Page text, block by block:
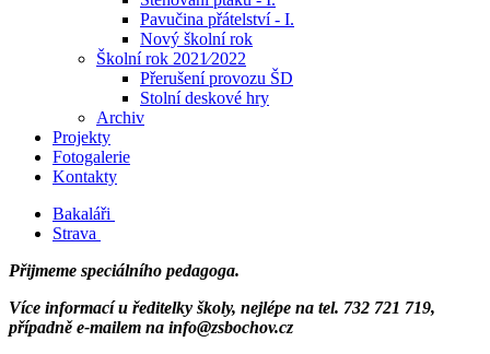
Pavučina přátelství - I.
Nový školní rok
Školní rok 2021⁄2022
Přerušení provozu ŠD
Stolní deskové hry
Archiv
Projekty
Fotogalerie
Kontakty
Bakaláři
Strava
Přijmeme speciálního pedagoga.
Více informací u ředitelky školy, nejlépe na tel. 732 721 719,
případně e-mailem na info@zsbochov.cz